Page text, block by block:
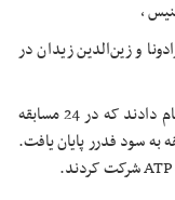
و زین‌الدین زیدان در
رافائل نادال و راجر فدرر 40 مسابقه با یکدیگر انجام دادند که در 24 مسابقه
پیروزی را جشن گرفت و 16 مسابقه به سود فدرر پایان یافت.